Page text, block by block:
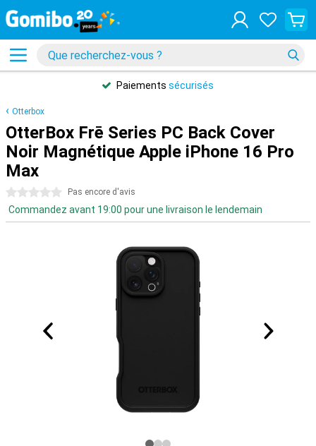
Paiements sécurisés
Otterbox
OtterBox Frē Series PC Back Cover
Noir Magnétique Apple iPhone 16 Pro
Max
0 étoiles Pas encore d'avis
Commandez avant 19:00 pour une livraison le lendemain